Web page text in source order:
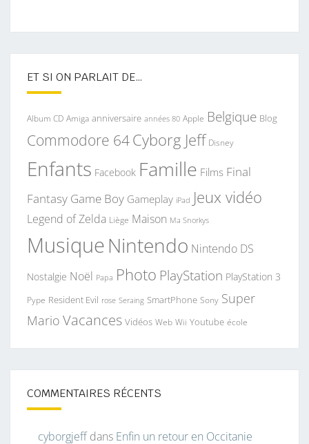
ET SI ON PARLAIT DE…
Album CD Amiga anniversaire années 80 Apple Belgique Blog
Commodore 64Cyborg Jeff Disney
Enfants Facebook Famille Films Final
Fantasy Game Boy Gameplay iPad Jeux vidéo
Legend of Zelda Liège Maison Ma Snorkys
MusiqueNintendo Nintendo DS
Nostalgie Noël Papa Photo PlayStation PlayStation 3
Pype Resident Evil rose Seraing SmartPhone Sony Super
Mario Vacances Vidéos Web Wii Youtube école
COMMENTAIRES RÉCENTS
cyborgjeffdans Enfin un retour en Occitanie